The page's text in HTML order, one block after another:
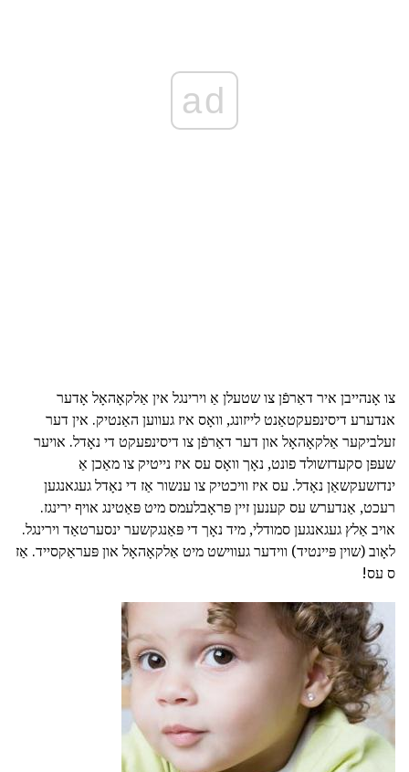
ad
צו אָנהייבן איר דאַרפֿן צו שטעלן אַ וירינגל אין אַלקאָהאָל אָדער
אנדערע דיסינפעקטאַנט לייזונג, וואָס איז געווען האַנטיק. אין דער
זעלביקער אַלקאָהאָל און דער דאַרפֿן צו דיסינפעקט די נאָדל. אויער
שעפּן סקעדזשולד פונט, נאָך וואָס עס איז נייטיק צו מאַכן אַ
ינדזשעקשאַן נאָדל. עס איז וויכטיק צו ענשור אַז די נאָדל געגאנגען
רעכט, אַנדערש עס קענען זיין פּראָבלעמס מיט פּאַטינג אויף ירינגז.
אויב אַלץ געגאנגען סמודלי, מיד נאָך די פּאַנגקשער ינסערטאַד וירינגל.
לאָוב (שוין פּיינטיד) ווידער געווישט מיט אַלקאָהאָל און פּעראַקסייד. אַז
ס עס!